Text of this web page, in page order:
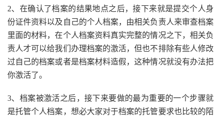
2、在确认了档案的结果地点之后，接下来就是提交个人身
份证件资料以及自己的个人档案，由相关负责人来审查档案
里面的材料，在个人档案资料真实完整的情况之下，相关负
责人才可以给我们办理档案的激活，但也不排除有些人修改
过自己的档案或者是档案材料造假，这种情况就没有办法把
你激活了。
3、档案被激活之后，接下来要做的最为重要的一个步骤就
是托管个人档案，想必大家对于档案的托管要求也比较的陌